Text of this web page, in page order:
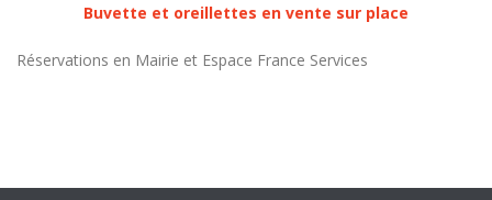
Buvette et oreillettes en vente sur place
Réservations en Mairie et Espace France Services